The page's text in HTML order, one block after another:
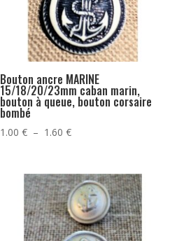
Bouton ancre MARINE
15/18/20/23mm caban marin,
bouton à queue, bouton corsaire
bombé
1.00€ – 1.60€Plage
1.00 €
à
1.60 €